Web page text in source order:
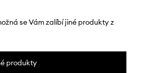
se Vám zalíbí jiné produkty z
produkty